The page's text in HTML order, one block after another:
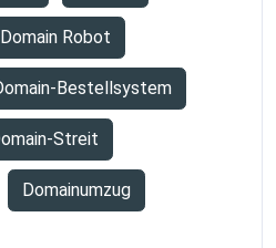
Domain Robot
Bestellsystem
Streit
Domainumzug